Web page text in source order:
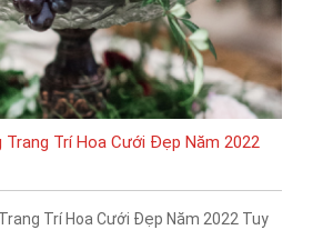
Trang Trí Hoa Cưới Đẹp Năm 2022
Trí Hoa Cưới Đẹp Năm 2022 Tuy